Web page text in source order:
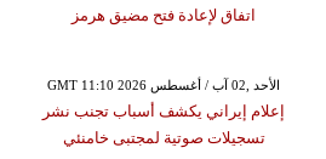
اتفاق لإعادة فتح مضيق هرمز
GMT 11:10 2026 الأحد ,02 آب / أغسطس
إعلام إيراني يكشف أسباب تجنب نشر
تسجيلات صوتية لمجتبى خامنئي